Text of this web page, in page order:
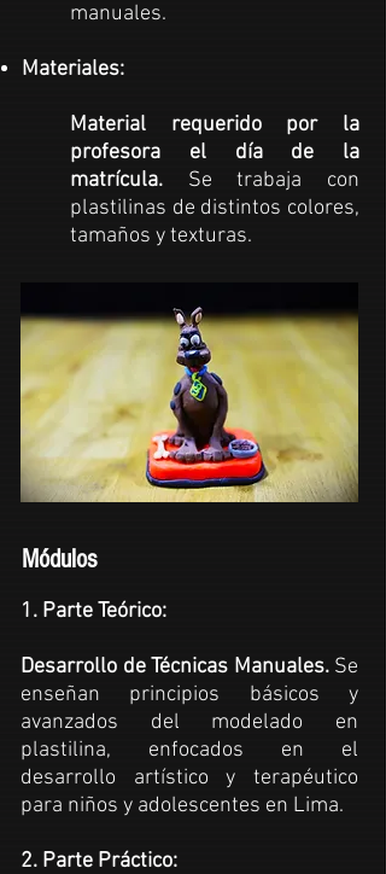
manuales.
Materiales:
Material requerido por la
profesora el día de la
matrícula. Se trabaja con
plastilinas de distintos colores,
tamaños y texturas.
Módulos
1. Parte Teórico:
Desarrollo de Técnicas Manuales.Se
enseñan principios básicos y
avanzados del modelado en
plastilina, enfocados en el
desarrollo artístico y terapéutico
para niños y adolescentes en Lima.
2. Parte Práctico: